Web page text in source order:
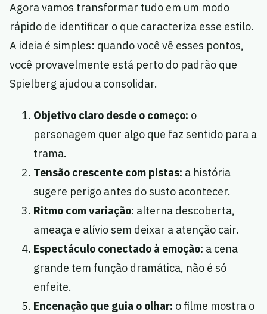
Agora vamos transformar tudo em um modo
rápido de identificar o que caracteriza esse estilo.
A ideia é simples: quando você vê esses pontos,
você provavelmente está perto do padrão que
Spielberg ajudou a consolidar.
Objetivo claro desde o começo: o
personagem quer algo que faz sentido para a
trama.
Tensão crescente com pistas: a história
sugere perigo antes do susto acontecer.
Ritmo com variação: alterna descoberta,
ameaça e alívio sem deixar a atenção cair.
Espectáculo conectado à emoção: a cena
grande tem função dramática, não é só
enfeite.
Encenação que guia o olhar: o filme mostra o